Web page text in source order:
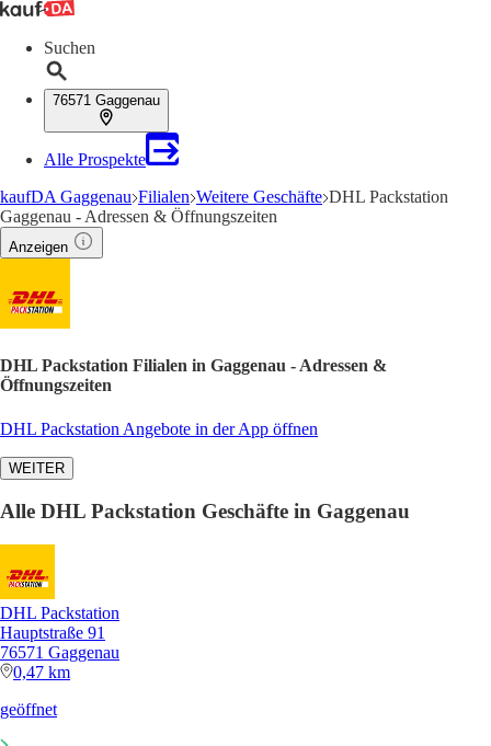
Suchen
76571 Gaggenau
Alle Prospekte
kaufDA Gaggenau Filialen Weitere Geschäfte DHL Packstation
Gaggenau - Adressen & Öffnungszeiten
Anzeigen
DHL Packstation Filialen in Gaggenau - Adressen &
Öffnungszeiten
DHL Packstation Angebote in der App öffnen
WEITER
Alle DHL Packstation Geschäfte in Gaggenau
DHL Packstation
Hauptstraße 91
76571 Gaggenau
0,47 km
geöffnet